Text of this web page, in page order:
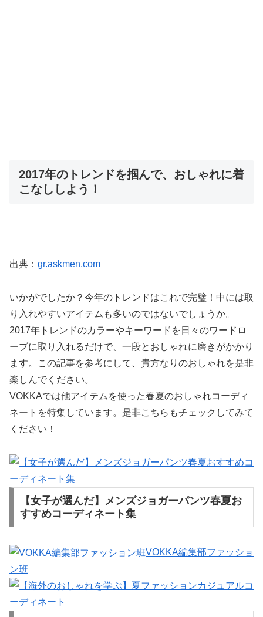
2017年のトレンドを掴んで、おしゃれに着
こなししよう！
出典： gr.askmen.com
いかがでしたか？今年のトレンドはこれで完璧！中には取
り入れやすいアイテムも多いのではないでしょうか。
2017年トレンドのカラーやキーワードを日々のワードロ
ーブに取り入れるだけで、一段とおしゃれに磨きがかかり
ます。この記事を参考にして、貴方なりのおしゃれを是非
楽しんでください。
VOKKAでは他アイテムを使った春夏のおしゃれコーディ
ネートを特集しています。是非こちらもチェックしてみて
ください！
【女子が選んだ】メンズジョガーパンツ春夏お
すすめコーディネート集
VOKKA編集部ファッショ
ン班